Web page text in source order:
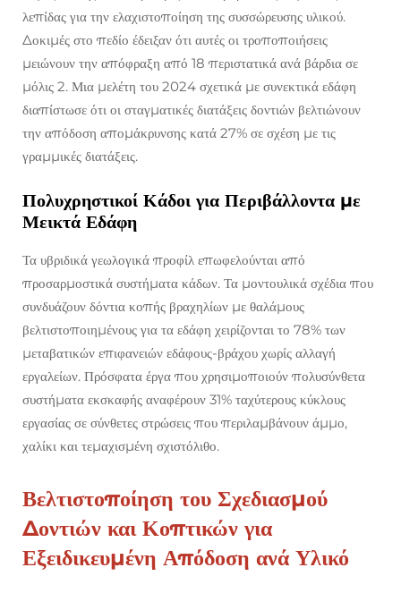
λεπίδας για την ελαχιστοποίηση της συσσώρευσης υλικού.
Δοκιμές στο πεδίο έδειξαν ότι αυτές οι τροποποιήσεις
μειώνουν την απόφραξη από 18 περιστατικά ανά βάρδια σε
μόλις 2. Μια μελέτη του 2024 σχετικά με συνεκτικά εδάφη
διαπίστωσε ότι οι σταγματικές διατάξεις δοντιών βελτιώνουν
την απόδοση απομάκρυνσης κατά 27% σε σχέση με τις
γραμμικές διατάξεις.
Πολυχρηστικοί Κάδοι για Περιβάλλοντα με
Μεικτά Εδάφη
Τα υβριδικά γεωλογικά προφίλ επωφελούνται από
προσαρμοστικά συστήματα κάδων. Τα μοντουλικά σχέδια που
συνδυάζουν δόντια κοπής βραχηλίων με θαλάμους
βελτιστοποιημένους για τα εδάφη χειρίζονται το 78% των
μεταβατικών επιφανειών εδάφους-βράχου χωρίς αλλαγή
εργαλείων. Πρόσφατα έργα που χρησιμοποιούν πολυσύνθετα
συστήματα εκσκαφής αναφέρουν 31% ταχύτερους κύκλους
εργασίας σε σύνθετες στρώσεις που περιλαμβάνουν άμμο,
χαλίκι και τεμαχισμένη σχιστόλιθο.
Βελτιστοποίηση του Σχεδιασμού
Δοντιών και Κοπτικών για
Εξειδικευμένη Απόδοση ανά Υλικό